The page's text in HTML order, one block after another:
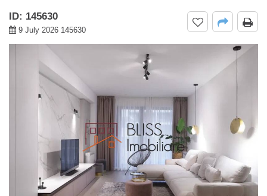
ID: 145630
9 July 2026 145630